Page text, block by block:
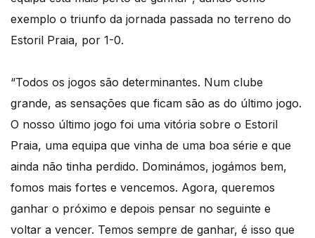
exemplo o triunfo da jornada passada no terreno do
Estoril Praia, por 1-0.
“Todos os jogos são determinantes. Num clube
grande, as sensações que ficam são as do último jogo.
O nosso último jogo foi uma vitória sobre o Estoril
Praia, uma equipa que vinha de uma boa série e que
ainda não tinha perdido. Dominámos, jogámos bem,
fomos mais fortes e vencemos. Agora, queremos
ganhar o próximo e depois pensar no seguinte e
voltar a vencer. Temos sempre de ganhar, é isso que